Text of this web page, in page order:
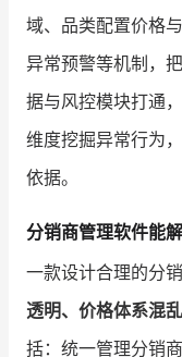
域、品类配置价格
异常预警等机制，
据与风控模块打通
维度挖掘异常行为
依据。
分销商管理软件能
一款设计合理的分
透明、价格体系混
括：统一管理分销